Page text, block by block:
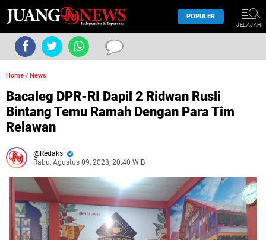
POPULER
JELAJAHI
Home / News
Bacaleg DPR-RI Dapil 2 Ridwan Rusli
Bintang Temu Ramah Dengan Para Tim
Relawan
Redaksi
Rabu, Agustus 09, 2023, 20:40 WIB